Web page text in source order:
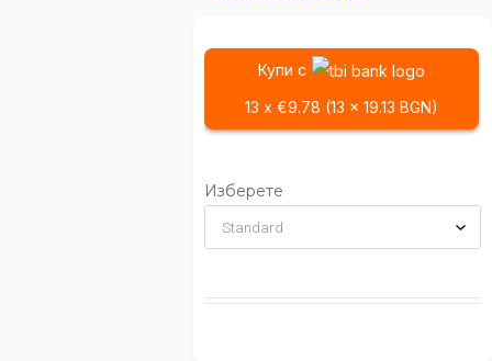
Купи с
13 x €9.78 (13 x 19.13 BGN)
Изберете